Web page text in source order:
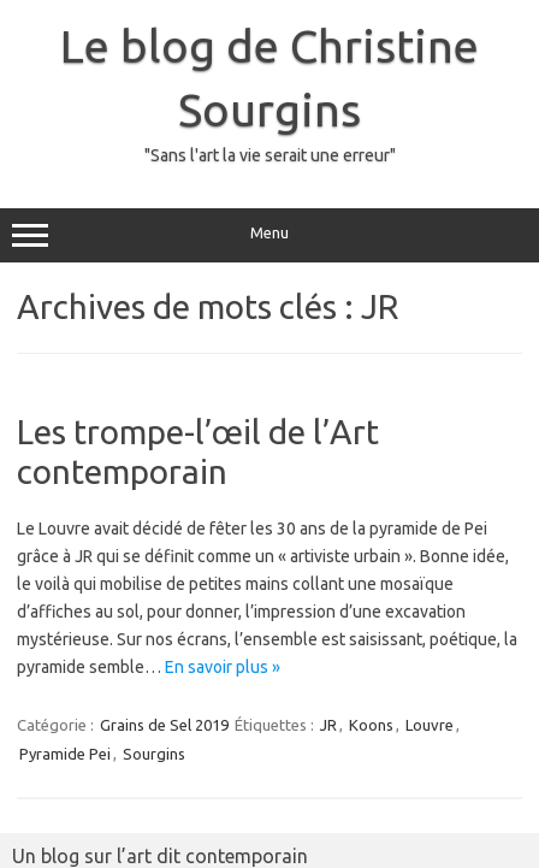
Le blog de Christine
Sourgins
"Sans l'art la vie serait une erreur"
Menu
Archives de mots clés : JR
Les trompe-l’œil de l’Art
contemporain
Le Louvre avait décidé de fêter les 30 ans de la pyramide de Pei
grâce à JR qui se définit comme un « artiviste urbain ». Bonne idée,
le voilà qui mobilise de petites mains collant une mosaïque
d’affiches au sol, pour donner, l’impression d’une excavation
mystérieuse. Sur nos écrans, l’ensemble est saisissant, poétique, la
pyramide semble… En savoir plus »
Catégorie : Grains de Sel 2019 Étiquettes : JR , Koons , Louvre ,
Pyramide Pei , Sourgins
Un blog sur l’art dit contemporain